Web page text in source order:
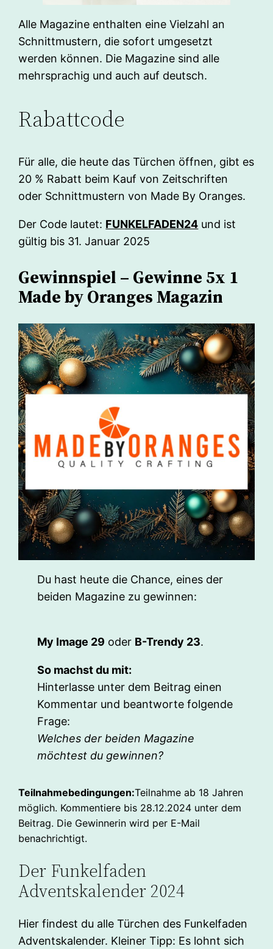
Alle Magazine enthalten eine Vielzahl an
Schnittmustern, die sofort umgesetzt
werden können. Die Magazine sind alle
mehrsprachig und auch auf deutsch.
Rabattcode
Für alle, die heute das Türchen öffnen, gibt es
20 % Rabatt beim Kauf von Zeitschriften
oder Schnittmustern von Made By Oranges.
Der Code lautet: FUNKELFADEN24 und ist
gültig bis 31. Januar 2025
Gewinnspiel – Gewinne 5x 1
Made by Oranges Magazin
Du hast heute die Chance, eines der
beiden Magazine zu gewinnen:
My Image 29 oder B-Trendy 23.
So machst du mit:
Hinterlasse unter dem Beitrag einen
Kommentar und beantworte folgende
Frage:
Welches der beiden Magazine
möchtest du gewinnen?
Teilnahmebedingungen:Teilnahme ab 18 Jahren
möglich. Kommentiere bis 28.12.2024 unter dem
Beitrag. Die Gewinnerin wird per E-Mail
benachrichtigt.
Der Funkelfaden
Adventskalender 2024
Hier findest du alle Türchen des Funkelfaden
Adventskalender. Kleiner Tipp: Es lohnt sich